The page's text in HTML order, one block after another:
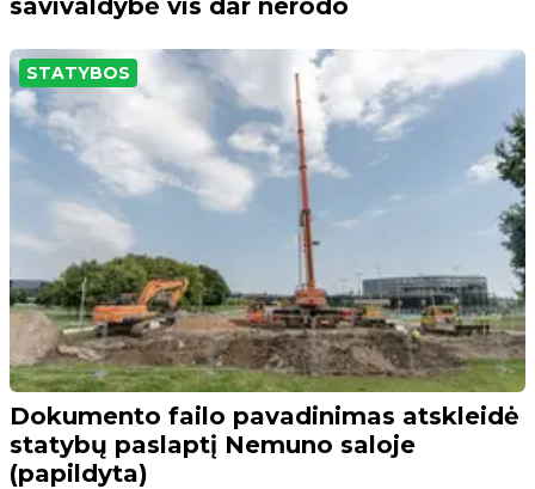
savivaldybė vis dar nerodo
STATYBOS
Dokumento failo pavadinimas atskleidė
statybų paslaptį Nemuno saloje
(papildyta)